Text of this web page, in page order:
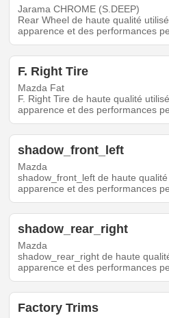
Jarama CHROME (S.DEEP)
Rear Wheel de haute qualité
apparence et des performances
F. Right Tire
Mazda Fat
F. Right Tire de haute qualité
apparence et des performances
shadow_front_left
Mazda
shadow_front_left de haute
apparence et des performances
shadow_rear_right
Mazda
shadow_rear_right de haute
apparence et des performances
Factory Trims